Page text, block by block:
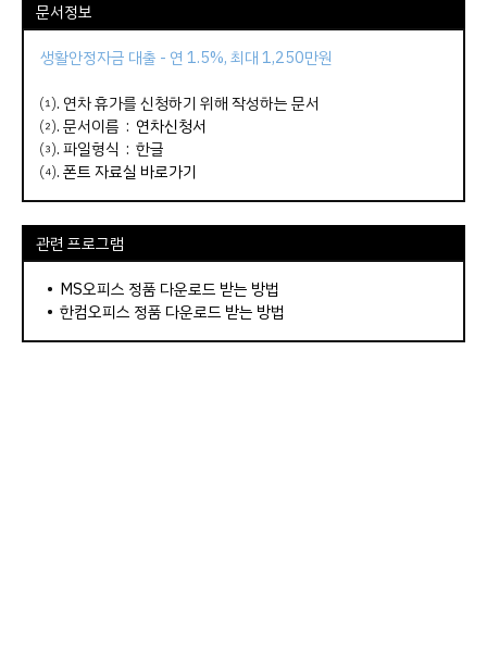
문서정보
생활안정자금 대출 - 연 1.5%, 최대 1,250만원
⑴. 연차 휴가를 신청하기 위해 작성하는 문서
⑵. 문서이름 : 연차신청서
⑶. 파일형식 : 한글
⑷.폰트 자료실 바로가기
관련 프로그램
• MS오피스 정품 다운로드 받는 방법
• 한컴오피스 정품 다운로드 받는 방법